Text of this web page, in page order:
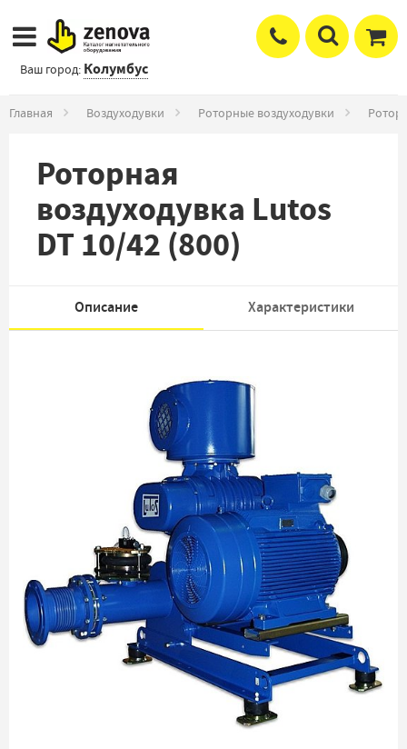
Ваш город: Колумбус
Главная Воздуходувки Роторные воздуходувки
Роторная
воздуходувка Lutos
DT 10/42 (800)
Описание Характеристики